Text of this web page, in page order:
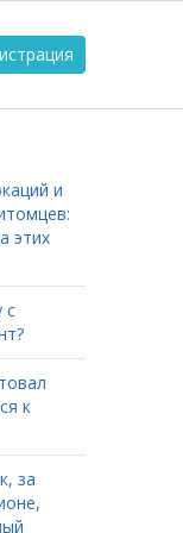
и
этих
с
к
за